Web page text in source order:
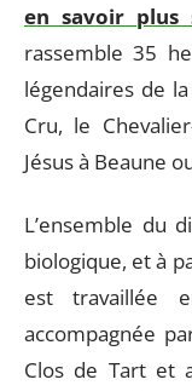
en savoir plus
rassemble 35
légendaires de
Cru, le
Jésus à Beaune
L’ensemble du
biologique, et à
est travaillée
accompagnée
Clos de Tart et